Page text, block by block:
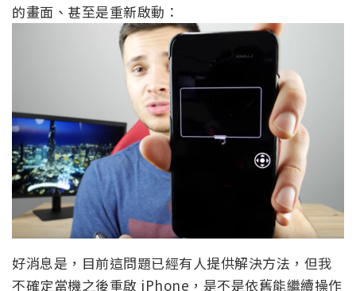
的畫面、甚至是重新啟動：
好消息是，目前這問題已經有人提供解決方法，但我
不確定當機之後重啟 iPhone，是不是依舊能繼續操作